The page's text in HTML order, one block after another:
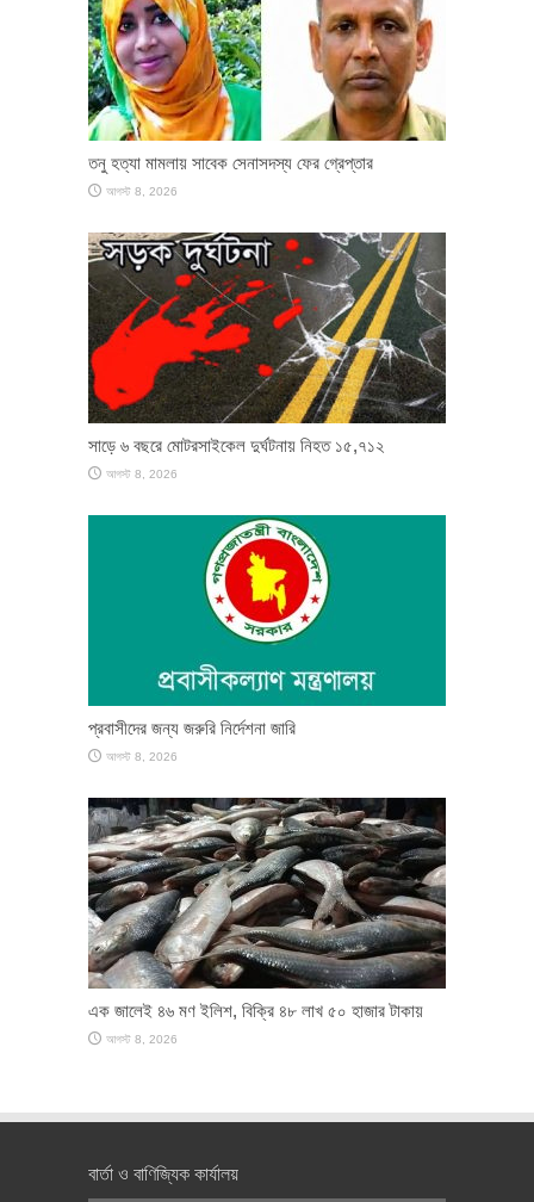
তনু হত্যা মামলায় সাবেক সেনাসদস্য ফের গ্রেপ্তার
আগস্ট 8, 2026
সাড়ে ৬ বছরে মোটরসাইকেল দুর্ঘটনায় নিহত ১৫,৭১২
আগস্ট 8, 2026
প্রবাসীদের জন্য জরুরি নির্দেশনা জারি
আগস্ট 8, 2026
এক জালেই ৪৬ মণ ইলিশ, বিক্রি ৪৮ লাখ ৫০ হাজার টাকায়
আগস্ট 8, 2026
বার্তা ও বাণিজ্যিক কার্যালয়